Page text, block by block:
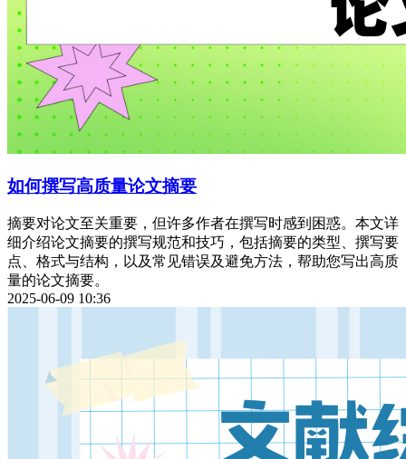
如何撰写高质量论文摘要
摘要对论文至关重要，但许多作者在撰写时感到困惑。本文详
细介绍论文摘要的撰写规范和技巧，包括摘要的类型、撰写要
点、格式与结构，以及常见错误及避免方法，帮助您写出高质
量的论文摘要。
2025-06-09 10:36